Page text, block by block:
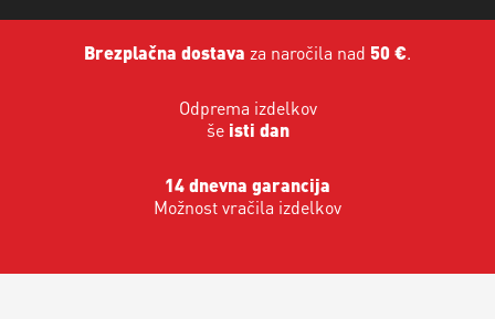
Brezplačna dostava za naročila nad 50 €.
Odprema izdelkov
še isti dan
14 dnevna garancija
Možnost vračila izdelkov